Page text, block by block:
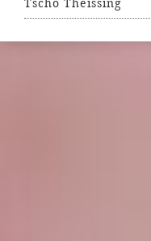
Tscho Theissing